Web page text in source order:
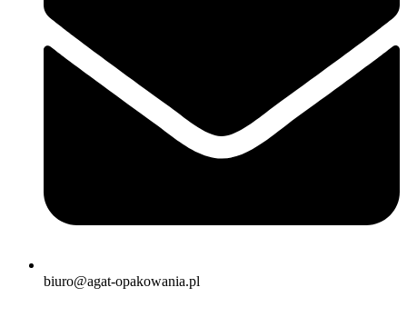
biuro@agat-opakowania.pl